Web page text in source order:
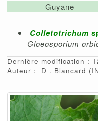
Guyane
Colletotrichum
Gloeosporium
Dernière modification :
Auteur :
D Blancard